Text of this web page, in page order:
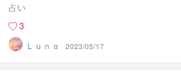
占い
3
Ｌｕｎａ
2023/05/17